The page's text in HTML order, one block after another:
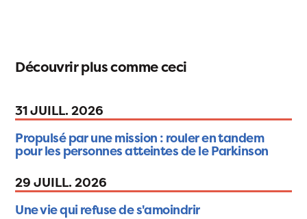
Découvrir plus comme ceci
31 JUILL. 2026
Propulsé par une mission : rouler en tandem
pour les personnes atteintes de le Parkinson
29 JUILL. 2026
Une vie qui refuse de s'amoindrir